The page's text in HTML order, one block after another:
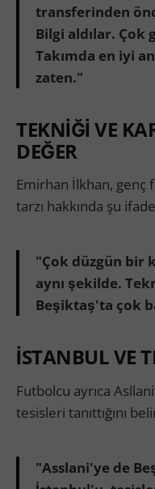
transferinden
Bilgi aldılar. Çok
Takımda en iyi
zaten."
TEKNİĞİ VE
DEĞER
Emirhan İlkhan,
tarzı hakkında şu
"Çok düzgün bir
aynı şekilde.
Beşiktaş'ta çok
İSTANBUL VE
Futbolcu ayrıca
tesisleri tanıttığını
"Asslani'ye de